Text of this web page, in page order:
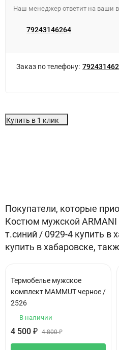
Наш менеджер ответит на ваши
79243146264
Заказ по телефону:
Купить в 1 клик
Покупатели, которые
Костюм мужской ARMANI
т.синий / 0929-4 купить в
купить в хабаровске,
Термобелье мужское
комплект MAMMUT черное /
2526
В наличии
4 500 ₽ 4 800₽